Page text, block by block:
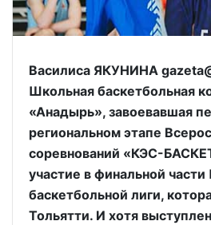
Василиса ЯКУНИНА
Школьная баскетбольная
«Анадырь», завоевавшая
региональном этапе
соревнований «КЭС-
участие в финальной
баскетбольной лиги,
Тольятти. И хотя